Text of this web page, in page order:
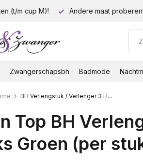
proberen? Geen probleem!
Zwangerschapsbh Badmode
BH Verlengstuk / Verlenger 3 H...
Top BH
Groen (per